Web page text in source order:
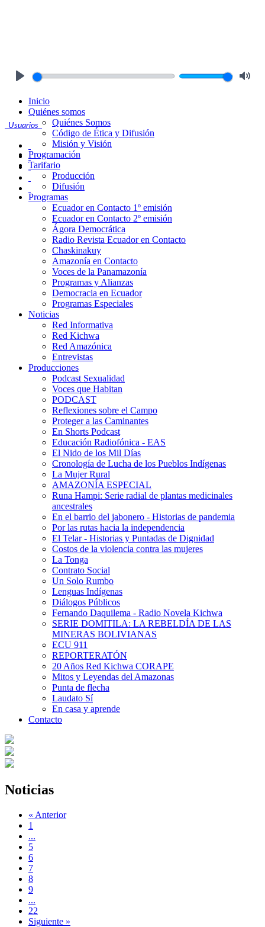
Usuarios
Inicio
Quiénes somos
Quiénes Somos
Código de Ética y Difusión
Misión y Visión
Programación
Tarifario
Producción
Difusión
Programas
Ecuador en Contacto 1º emisión
Ecuador en Contacto 2º emisión
Ágora Democrática
Radio Revista Ecuador en Contacto
Chaskinakuy
Amazonía en Contacto
Voces de la Panamazonía
Programas y Alianzas
Democracia en Ecuador
Programas Especiales
Noticias
Red Informativa
Red Kichwa
Red Amazónica
Entrevistas
Producciones
Podcast Sexualidad
Voces que Habitan
PODCAST
Reflexiones sobre el Campo
Proteger a las Caminantes
En Shorts Podcast
Educación Radiofónica - EAS
El Nido de los Mil Días
Cronología de Lucha de los Pueblos Indígenas
La Mujer Rural
AMAZONÍA ESPECIAL
Runa Hampi: Serie radial de plantas medicinales
ancestrales
En el barrio del jabonero - Historias de pandemia
Por las rutas hacia la independencia
El Telar - Historias y Puntadas de Dignidad
Costos de la violencia contra las mujeres
La Tonga
Contrato Social
Un Solo Rumbo
Lenguas Indígenas
Diálogos Públicos
Fernando Daquilema - Radio Novela Kichwa
SERIE DOMITILA: LA REBELDÍA DE LAS
MINERAS BOLIVIANAS
ECU 911
REPORTERATÓN
20 Años Red Kichwa CORAPE
Mitos y Leyendas del Amazonas
Punta de flecha
Laudato Sí
En casa y aprende
Contacto
Noticias
« Anterior
1
...
5
6
7
8
9
...
22
Siguiente »